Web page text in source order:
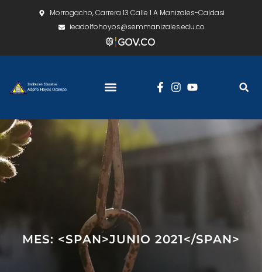
Morrogacho, Carrera 13 Calle 1 A Manizales-Caldas
ieadolfohoyos@semmanizales.edu.co
MES: <SPAN>JUNIO 2021</SPAN>